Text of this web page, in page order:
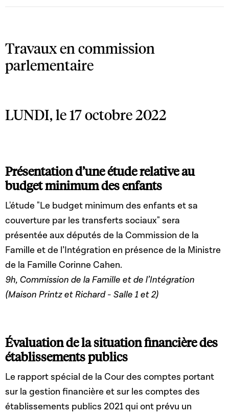
Travaux en commission
parlementaire
LUNDI, le 17 octobre 2022
Présentation d’une étude relative au
budget minimum des enfants
L'étude "Le budget minimum des enfants et sa
couverture par les transferts sociaux" sera
présentée aux députés de la Commission de la
Famille et de l’Intégration en présence de la Ministre
de la Famille Corinne Cahen.
9h, Commission de la Famille et de l’Intégration
(Maison Printz et Richard - Salle 1 et 2)
Évaluation de la situation financière des
établissements publics
Le rapport spécial de la Cour des comptes portant
sur la gestion financière et sur les comptes des
établissements publics 2021 qui ont prévu un